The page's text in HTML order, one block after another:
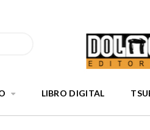
LIBRO DIGITAL